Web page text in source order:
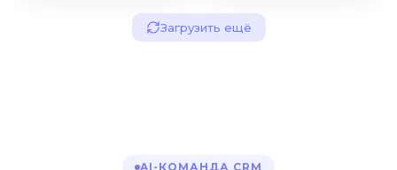
Загрузить ещё
AI-КОМАНДА CRM